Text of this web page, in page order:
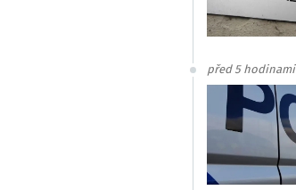
před 5 hodinami